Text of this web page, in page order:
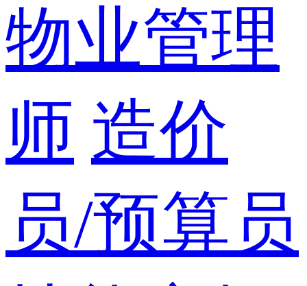
物业管理
师 造价
员/预算员